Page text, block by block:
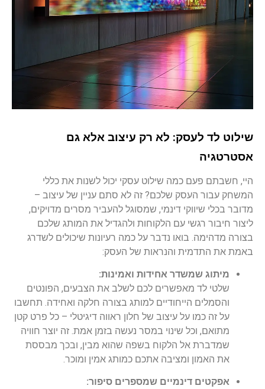
שילוט לד לעסק: לא רק עיצוב אלא גם
אסטרטגיה
היי, חשבתם פעם כמה שילוט עסקי יכול לשנות את כללי
המשחק עבור העסק שלכם? זה לא סתם עניין של עיצוב –
מדובר בכלי שיווקי דינמי, שמסוגל להעביר מסרים מדויקים,
ליצור חיבור רגשי עם הלקוחות ולהגדיל את המותג שלכם
בצורה מדהימה. בואו נדבר על כמה רעיונות שיכולים לשדרג
באמת את התדמית והנראות של העסק:
מיתוג שמשדר אחידות ואמינות:
שלטי לד מאפשרים לכם לשלב את הצבעים, הפונטים
והסמלים הייחודיים למותג בצורה חלקה ואחידה. תחשבו
על זה כמו על עיצוב של חלון ראווה דיגיטלי – כל פרט קטן
מתואם, וכל שינוי במסר נעשה בזמן אמת. זה יוצר חוויה
שמדברת אל הלקוח בשפה שהוא מבין, ובכך מבססת
את האמון ומציבה אתכם כמותג אמין ומוכר.
אפקטים דינמיים שמספרים סיפור: